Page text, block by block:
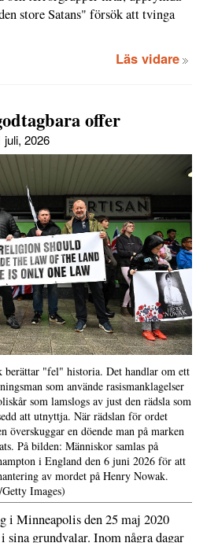
store Satans" försök att tvinga
Läs vidare
offer
juli, 2026
berättar "fel" historia. Det handlar om ett
som använde rasismanklagelser
som lamslogs av just den rädsla som
att utnyttja. När rädslan för ordet
överskuggar en döende man på marken
På bilden: Människor samlas på
i England den 6 juni 2026 för att
av mordet på Henry Nowak.
Images)
i Minneapolis den 25 maj 2020
sina grundvalar. Inom några dagar